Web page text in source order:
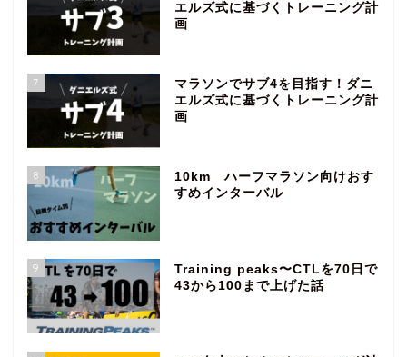
エルズ式に基づくトレーニング計
画
7
マラソンでサブ4を目指す！ダニ
エルズ式に基づくトレーニング計
画
8
10km ハーフマラソン向けおす
すめインターバル
9
Training peaks〜CTLを70日で
43から100まで上げた話